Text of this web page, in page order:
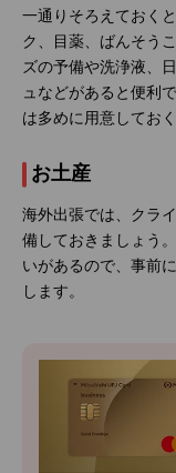
一通りそろえておく
ク、目薬、ばんそう
ズの予備や洗浄液、
ュなどがあると便利
は多めに用意してお
お土産
海外出張では、クラ
備しておきましょう
いがあるので、事前
します。